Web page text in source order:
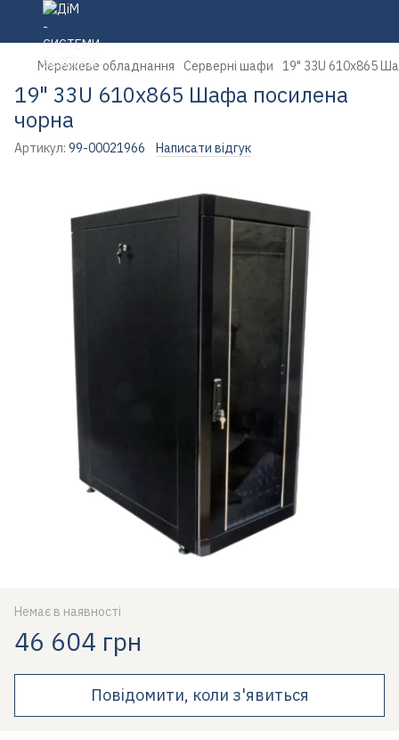
Мережеве обладнання Серверні шафи 19" 33U 610х865
19" 33U 610х865 Шафа посилена
чорна
Артикул: 99-00021966 Написати відгук
Немає в наявності
46 604 грн
Повідомити, коли з'явиться